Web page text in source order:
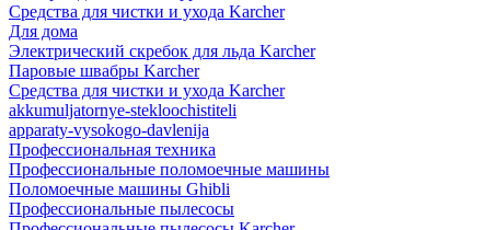
Средства для чистки и ухода Karcher
Для дома
Электрический скребок для льда Karcher
Паровые швабры Karcher
Средства для чистки и ухода Karcher
akkumuljatornye-stekloochistiteli
apparaty-vysokogo-davlenija
Профессиональная техника
Профессиональные поломоечные машины
Поломоечные машины Ghibli
Профессиональные пылесосы